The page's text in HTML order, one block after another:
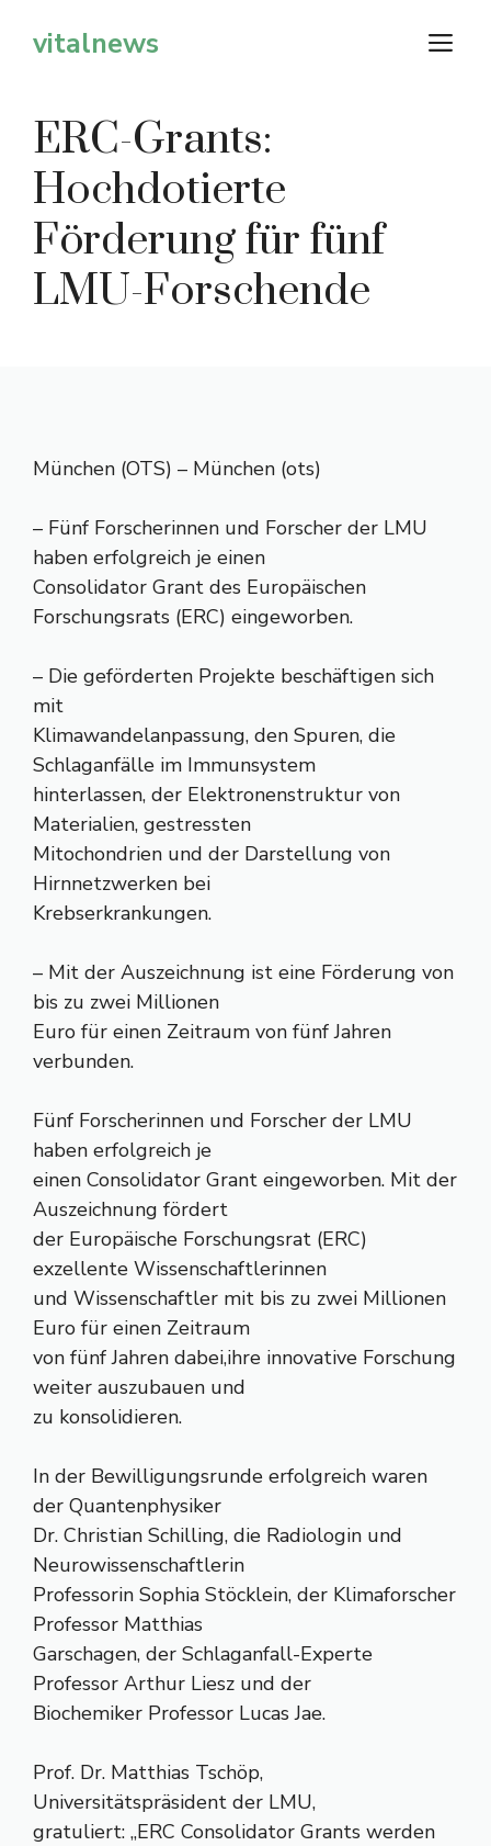
Inhaltvitalnews
ERC-Grants:
Hochdotierte
Förderung für fünf
LMU-Forschende
München (OTS) – München (ots)
– Fünf Forscherinnen und Forscher der LMU
haben erfolgreich je einen
Consolidator Grant des Europäischen
Forschungsrats (ERC) eingeworben.
– Die geförderten Projekte beschäftigen sich
mit
Klimawandelanpassung, den Spuren, die
Schlaganfälle im Immunsystem
hinterlassen, der Elektronenstruktur von
Materialien, gestressten
Mitochondrien und der Darstellung von
Hirnnetzwerken bei
Krebserkrankungen.
– Mit der Auszeichnung ist eine Förderung von
bis zu zwei Millionen
Euro für einen Zeitraum von fünf Jahren
verbunden.
Fünf Forscherinnen und Forscher der LMU
haben erfolgreich je
einen Consolidator Grant eingeworben. Mit der
Auszeichnung fördert
der Europäische Forschungsrat (ERC)
exzellente Wissenschaftlerinnen
und Wissenschaftler mit bis zu zwei Millionen
Euro für einen Zeitraum
von fünf Jahren dabei,ihre innovative Forschung
weiter auszubauen und
zu konsolidieren.
In der Bewilligungsrunde erfolgreich waren
der Quantenphysiker
Dr. Christian Schilling, die Radiologin und
Neurowissenschaftlerin
Professorin Sophia Stöcklein, der Klimaforscher
Professor Matthias
Garschagen, der Schlaganfall-Experte
Professor Arthur Liesz und der
Biochemiker Professor Lucas Jae.
Prof. Dr. Matthias Tschöp,
Universitätspräsident der LMU,
gratuliert: „ERC Consolidator Grants werden